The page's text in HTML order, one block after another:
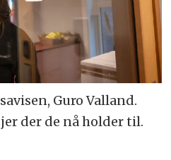
Guro Valland.
der de nå holder til.